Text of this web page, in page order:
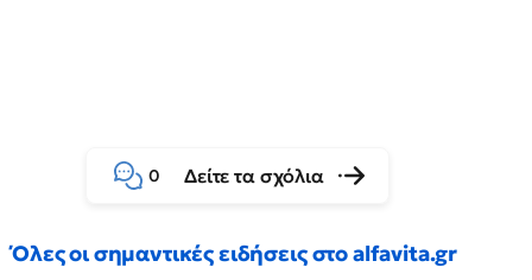
0 Δείτε τα σχόλια
Όλες οι σημαντικές ειδήσεις στο alfavita.gr